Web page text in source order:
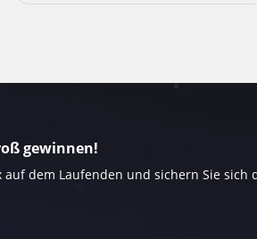
gewinnen!
auf dem Laufenden und sichern Sie